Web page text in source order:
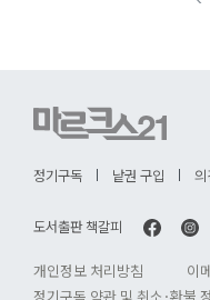
정기구독 낱권 구입 의
도서출판 책갈피
개인정보 처리방침
이